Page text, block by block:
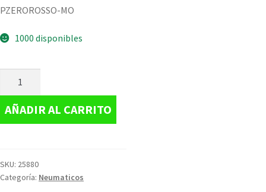
PZEROROSSO-MO
1000 disponibles
AÑADIR AL CARRITO
SKU: 25880
Categoría: Neumaticos